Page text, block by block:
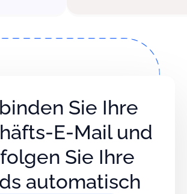
E-Mail und
Sie Ihre
automatisch